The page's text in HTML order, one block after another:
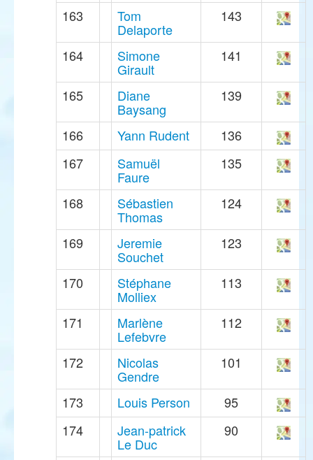
163 Tom
Delaporte
143
164 Simone
Girault
141
165 Diane
Baysang
139
166 Yann Rudent
136
167
Samuël
Faure
135
168 Sébastien
Thomas
124
169 Jeremie
Souchet
123
170 Stéphane
Molliex
113
171 Marlène
Lefebvre
112
172 Nicolas
Gendre
101
173 Louis Person
95
174
Jean-patrick
Le Duc
90